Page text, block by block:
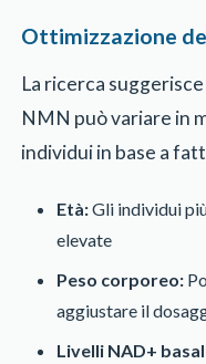
Ottimizzazione
La ricerca
NMN può variare in
individui in base a
Età:Gli individui
elevate
Peso corporeo:
aggiustare il
Livelli NAD+